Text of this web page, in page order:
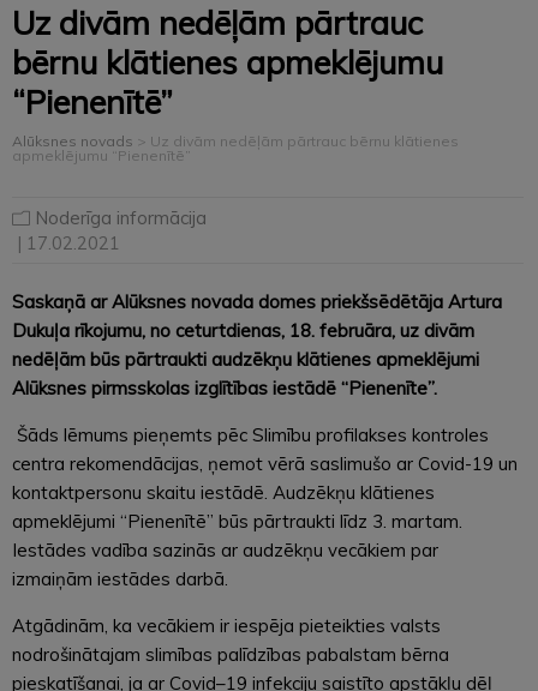
Uz divām nedēļām pārtrauc
bērnu klātienes apmeklējumu
“Pienenītē”
Alūksnes novads > Uz divām nedēļām pārtrauc bērnu klātienes
apmeklējumu “Pienenītē”
Noderīga informācija
| 17.02.2021
Saskaņā ar Alūksnes novada domes priekšsēdētāja Artura
Dukuļa rīkojumu, no ceturtdienas, 18. februāra, uz divām
nedēļām būs pārtraukti audzēkņu klātienes apmeklējumi
Alūksnes pirmsskolas izglītības iestādē “Pienenīte”.
Šāds lēmums pieņemts pēc Slimību profilakses kontroles
centra rekomendācijas, ņemot vērā saslimušo ar Covid-19 un
kontaktpersonu skaitu iestādē. Audzēkņu klātienes
apmeklējumi “Pienenītē” būs pārtraukti līdz 3. martam.
Iestādes vadība sazinās ar audzēkņu vecākiem par
izmaiņām iestādes darbā.
Atgādinām, ka vecākiem ir iespēja pieteikties valsts
nodrošinātajam slimības palīdzības pabalstam bērna
pieskatīšanai, ja ar Covid–19 infekciju saistīto apstākļu dēļ